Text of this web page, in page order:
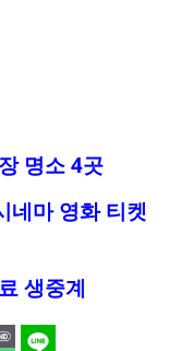
명소 4곳
네마 영화 티켓
생중계